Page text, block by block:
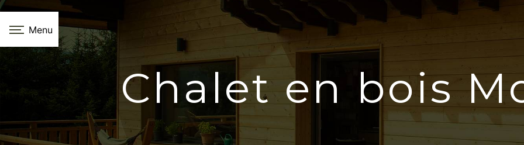
Panneau de gestion des cookies
Menu
Chalet en bois